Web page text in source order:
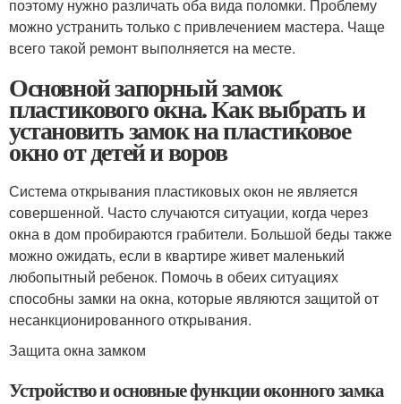
поэтому нужно различать оба вида поломки. Проблему
можно устранить только с привлечением мастера. Чаще
всего такой ремонт выполняется на месте.
Основной запорный замок
пластикового окна. Как выбрать и
установить замок на пластиковое
окно от детей и воров
Система открывания пластиковых окон не является
совершенной. Часто случаются ситуации, когда через
окна в дом пробираются грабители. Большой беды также
можно ожидать, если в квартире живет маленький
любопытный ребенок. Помочь в обеих ситуациях
способны замки на окна, которые являются защитой от
несанкционированного открывания.
Защита окна замком
Устройство и основные функции оконного замка